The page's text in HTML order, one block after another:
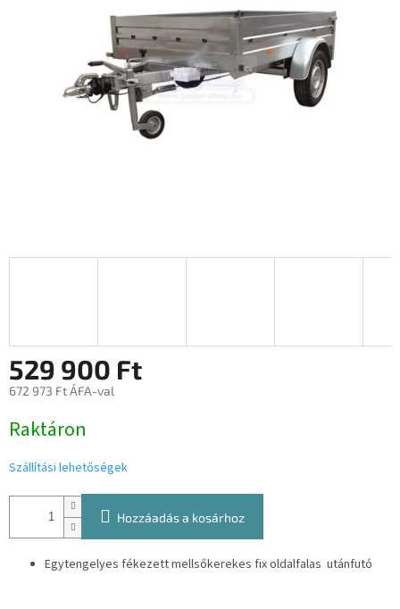
529 900 Ft
672 973 Ft ÁFA-val
Raktáron
Szállítási lehetőségek
Hozzáadás a kosárhoz
Egytengelyes fékezett mellsőkerekes fix oldalfalas utánfutó